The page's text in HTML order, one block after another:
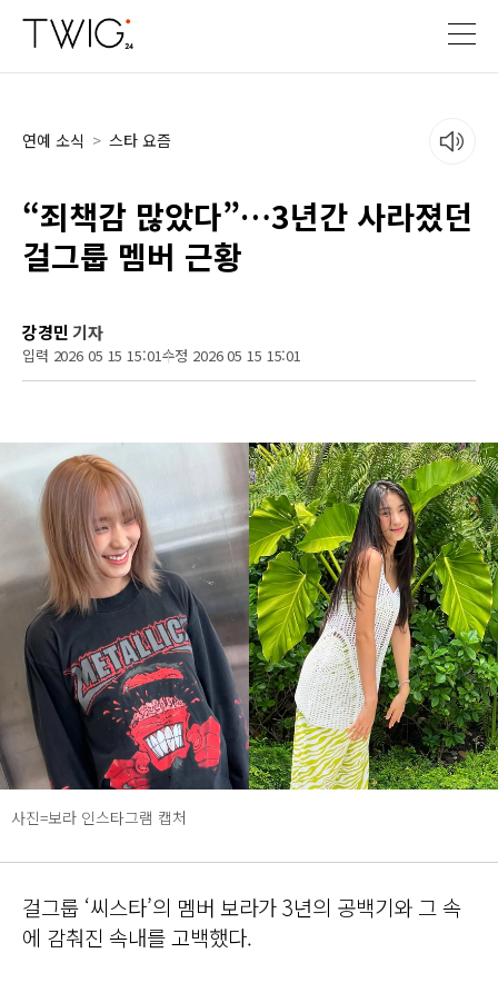
연예 소식 > 스타 요즘
“죄책감 많았다”…3년간 사라졌던
걸그룹 멤버 근황
강경민 기자
입력 2026 05 15 15:01수정 2026 05 15 15:01
사진=보라 인스타그램 캡처
걸그룹 ‘씨스타’의 멤버 보라가 3년의 공백기와 그 속
에 감춰진 속내를 고백했다.